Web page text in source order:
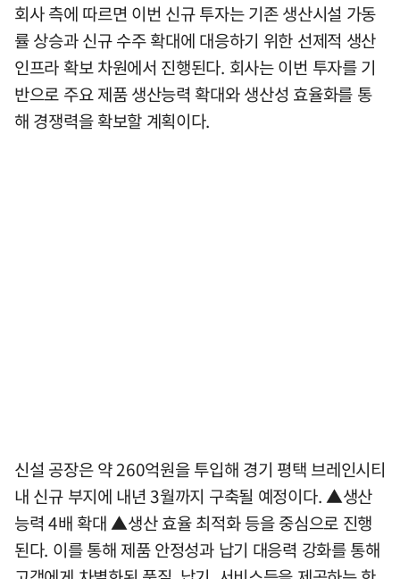
회사 측에 따르면 이번 신규 투자는 기존 생산시설 가동
률 상승과 신규 수주 확대에 대응하기 위한 선제적 생산
인프라 확보 차원에서 진행된다. 회사는 이번 투자를 기
반으로 주요 제품 생산능력 확대와 생산성 효율화를 통
해 경쟁력을 확보할 계획이다.
신설 공장은 약 260억원을 투입해 경기 평택 브레인시티
내 신규 부지에 내년 3월까지 구축될 예정이다. ▲생산
능력 4배 확대 ▲생산 효율 최적화 등을 중심으로 진행
된다. 이를 통해 제품 안정성과 납기 대응력 강화를 통해